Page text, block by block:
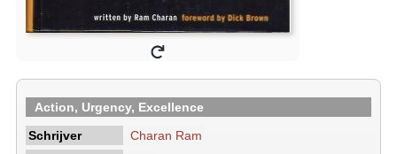
Action, Urgency, Excellence
Schrijver
Charan Ram